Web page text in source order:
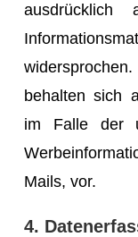
ausdrücklich
behalten sich
im Falle der
Mails, vor.
4.